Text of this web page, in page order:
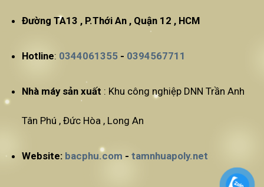
Đường TA13 , P.Thới An , Quận 12 , HCM
Hotline: 0344061355- 0394567711
Nhà máy sản xuất : Khu công nghiệp DNN Trần Anh
Tân Phú , Đức Hòa , Long An
Website: bacphu.com - tamnhuapoly.net